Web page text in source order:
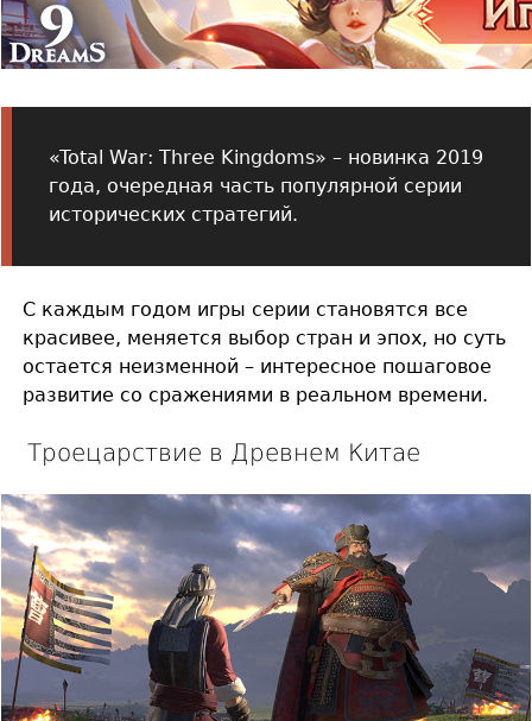
«Total War: Three Kingdoms» – новинка 2019
года, очередная часть популярной серии
исторических стратегий.
С каждым годом игры серии становятся все
красивее, меняется выбор стран и эпох, но суть
остается неизменной – интересное пошаговое
развитие со сражениями в реальном времени.
Троецарствие в Древнем Китае